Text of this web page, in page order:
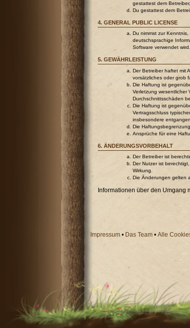
gestattest dem
Du gestattest dem
4. GENERAL PUBLIC LICENSE
Du nimmst zur
deutschsprachige
Software verwendet
5. GEWÄHRLEISTUNG
Der Betreiber haftet mit
vorsätzliches oder grob
Die Haftung ist
Verletzung wesentlicher
Durchschnittsschäden
Die Haftung ist
Vertragsschluss
insbesondere
Die
Ansprüche für eine
6. ÄNDERUNGSVORBEHALT
Der Betreiber ist
Der Nutzer ist
Wirkung.
Die Änderungen gelten
Informationen über den Umgang
Impressum • Das Team •Alle